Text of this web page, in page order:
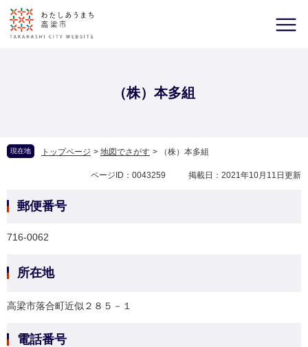
（株）本多組
現在地 トップページ > 地図でさがす > （株）本多組
ページID：0043259 掲載日：2021年10月11日更新
郵便番号
716-0062
所在地
高梁市落合町近似２８５－１
電話番号